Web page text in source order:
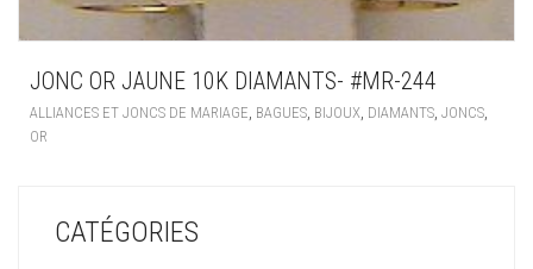
JONC OR JAUNE 10K DIAMANTS- #MR-244
ALLIANCES ET JONCS DE MARIAGE BAGUES BIJOUX DIAMANTS JONCS
OR
CATÉGORIES